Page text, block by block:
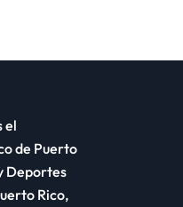
el
de Puerto
Deportes
Rico,